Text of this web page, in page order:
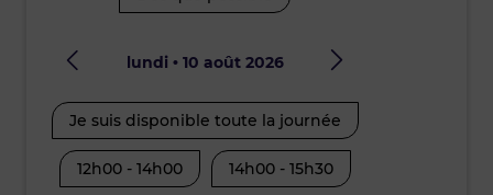
lundi • 10 août 2026
Je suis disponible toute la journée
12h00 - 14h00 14h00 - 15h30